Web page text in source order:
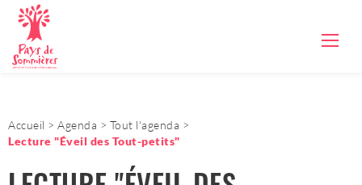
Accueil Agenda
Tout l'agenda
Lecture "Éveil des Tout-petits"